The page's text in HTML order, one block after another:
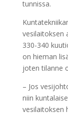
tunnissa.
vesilaitoksen
330-340
on hieman
joten tilanne
– Jos
niin
vesilaitoksen